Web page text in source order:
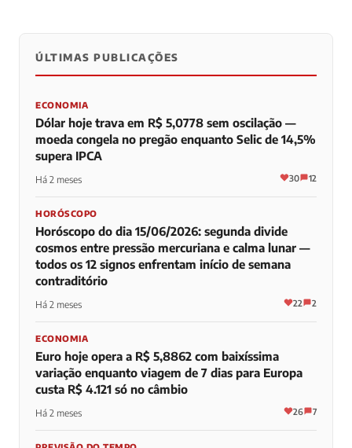
0 0 0
ÚLTIMAS PUBLICAÇÕES
ECONOMIA
Dólar hoje trava em R$ 5,0778 sem oscilação —
moeda congela no pregão enquanto Selic de 14,5%
supera IPCA
Há 2 meses 30 12
HORÓSCOPO
Horóscopo do dia 15/06/2026: segunda divide
cosmos entre pressão mercuriana e calma lunar —
todos os 12 signos enfrentam início de semana
contraditório
Há 2 meses 22 2
ECONOMIA
Euro hoje opera a R$ 5,8862 com baixíssima
variação enquanto viagem de 7 dias para Europa
custa R$ 4.121 só no câmbio
Há 2 meses 26 7